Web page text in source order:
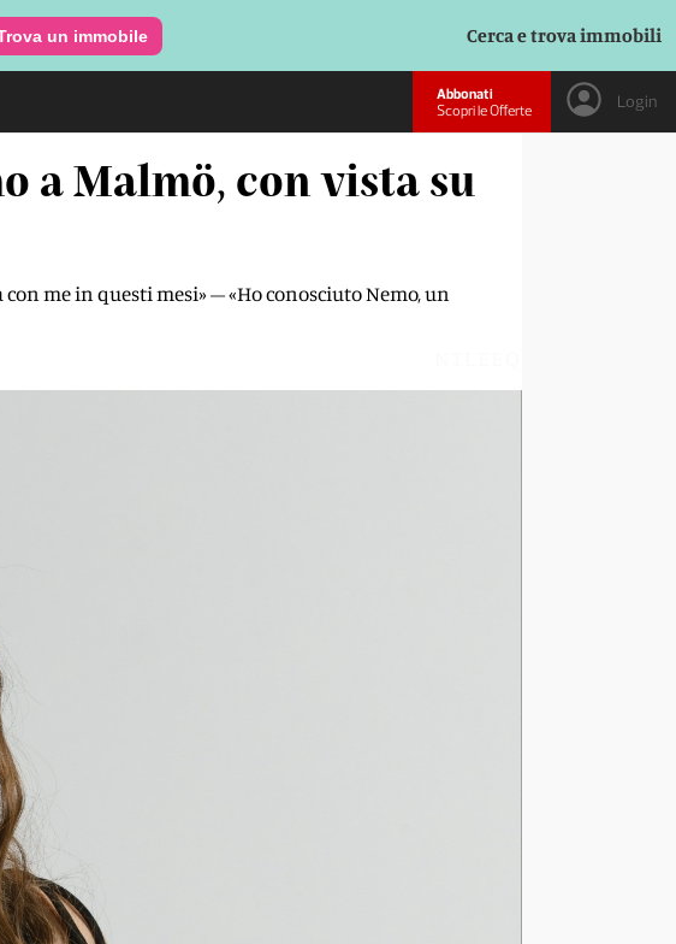
un immobile Cerca e trova immobili
Abbonati
Scopri le Offerte
Login
a Malmö, con vista su
me in questi mesi» – «Ho conosciuto Nemo, un